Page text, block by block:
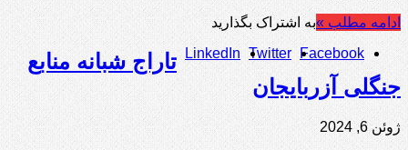
ادامه مطلب »به اشتراک بگذارید
Facebook
Twitter
LinkedIn
تاراج شبانه منابع
جنگلی آزربایجان
ژوئن 6, 2024